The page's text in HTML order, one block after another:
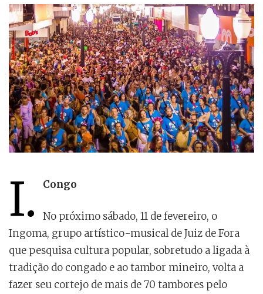
I. Congo
No próximo sábado, 11 de fevereiro, o
Ingoma, grupo artístico-musical de Juiz de Fora
que pesquisa cultura popular, sobretudo a ligada à
tradição do congado e ao tambor mineiro, volta a
fazer seu cortejo de mais de 70 tambores pelo